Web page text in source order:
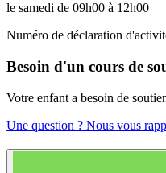
le samedi de 09h00 à 12h00
Numéro de déclaration
Besoin d'un cours de
Votre enfant a besoin de
Une question ? Nous vous